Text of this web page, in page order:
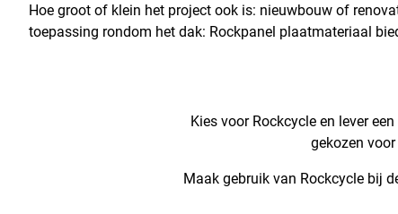
Hoe groot of klein het project ook is: nieuwbouw of
toepassing rondom het dak: Rockpanel plaatmateriaal
Kies voor Rockcycle en lever
gekozen
Maak gebruik van Rockcycle bĳ